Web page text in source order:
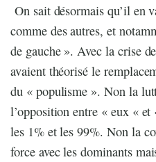
On sait désormais qu’il en
comme des autres, et
de gauche ». Avec la crise
avaient théorisé le
du « populisme ». Non la
l’opposition entre « eux «
les 1% et les 99%. Non la
force avec les dominants